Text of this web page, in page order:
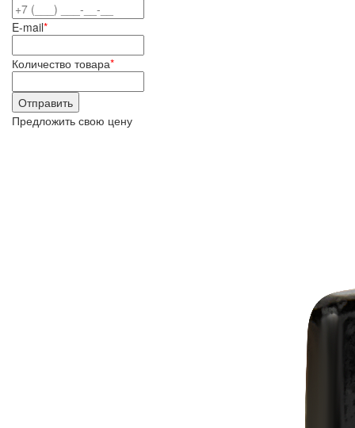
E-mail*
Количество товара*
Предложить свою цену